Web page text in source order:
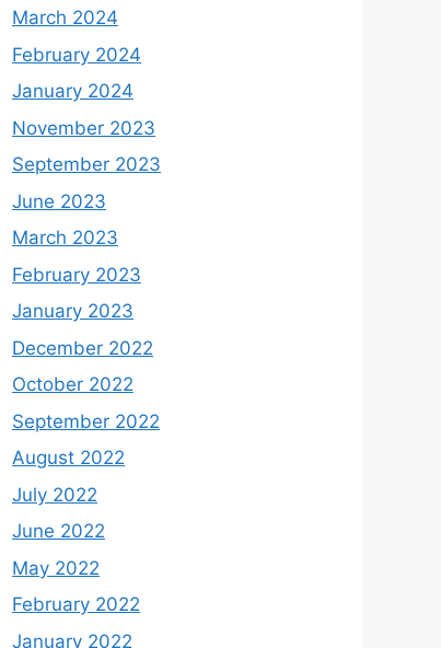
March 2024
February 2024
January 2024
November 2023
September 2023
June 2023
March 2023
February 2023
January 2023
December 2022
October 2022
September 2022
August 2022
July 2022
June 2022
May 2022
February 2022
January 2022